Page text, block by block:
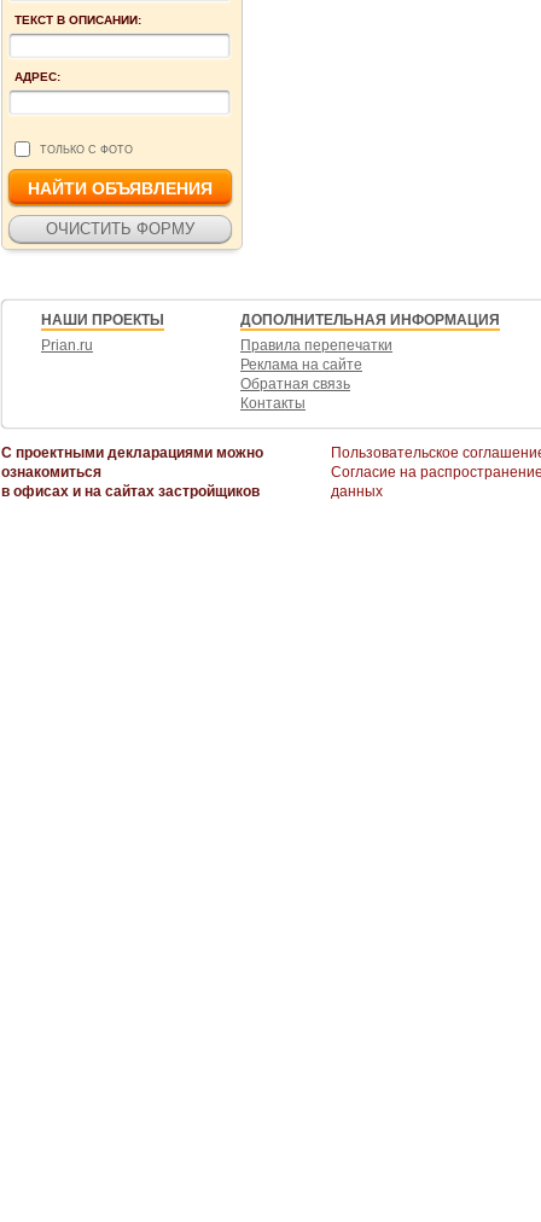
ТЕКСТ В ОПИСАНИИ:
АДРЕС:
ТОЛЬКО С ФОТО
НАШИ ПРОЕКТЫ
Prian.ru
ДОПОЛНИТЕЛЬНАЯ ИНФОРМАЦИЯ
Правила перепечатки
Реклама на сайте
Обратная связь
Контакты
С проектными декларациями можно
ознакомиться
в офисах и на сайтах застройщиков
Пользовательское
Согласие на
данных